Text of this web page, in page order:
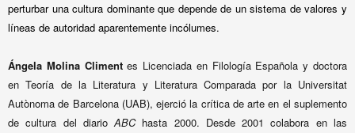
perturbar una cultura dominante que depende de un sistema de valores y
líneas de autoridad aparentemente incólumes.
Ángela Molina Climent es Licenciada en Filología Española y doctora
en Teoría de la Literatura y Literatura Comparada por la Universitat
Autònoma de Barcelona (UAB), ejerció la crítica de arte en el suplemento
de cultura del diarioABChasta 2000. Desde 2001 colabora en las